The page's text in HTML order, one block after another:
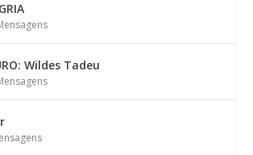
Wildes Tadeu